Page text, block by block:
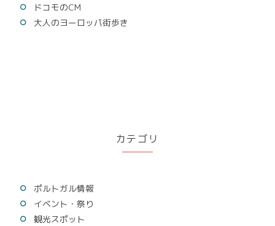
ドコモのCM
大人のヨーロッパ街歩き
カテゴリ
ポルトガル情報
イベント・祭り
観光スポット